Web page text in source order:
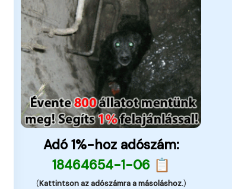
Adó 1%-hoz adószám:
18464654-1-06 📋
(Kattintson az adószámra a másoláshoz.)